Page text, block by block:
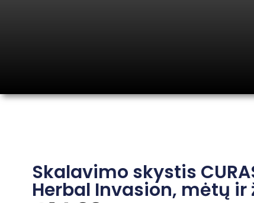
Skalavimo skystis
Herbal Invasion, mėtų